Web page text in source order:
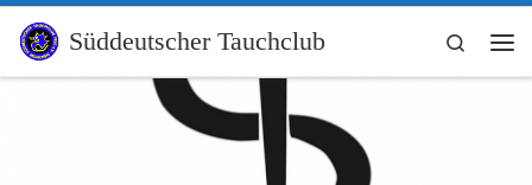
Zum Inhalt springen
Süddeutscher Tauchclub
Search